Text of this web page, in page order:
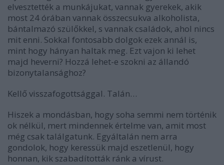
elvesztették a munkájukat, vannak gyerekek, akik
most 24 órában vannak összecsukva alkoholista,
bántalmazó szülőkkel, s vannak családok, ahol nincs
mit enni. Sokkal fontosabb dolgok ezek annál is,
mint hogy hányan haltak meg. Ezt vajon ki lehet
majd heverni? Hozzá lehet-e szokni az állandó
bizonytalansághoz?
Kellő visszafogottsággal. Talán…
Hiszek a mondásban, hogy soha semmi nem történik
ok nélkül, mert mindennek értelme van, amit most
még csak találgatunk. Egyáltalán nem arra
gondolok, hogy keressük majd eszetlenül, hogy
honnan, kik szabadították ránk a vírust.